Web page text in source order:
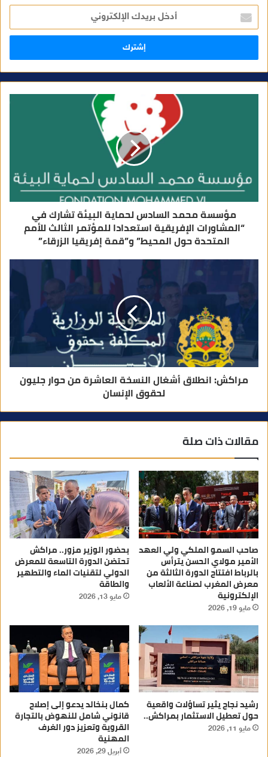
خ
ل
ر
ا
مؤسسة محمد السادس لحماية البيئة تشارك في
“المشاورات الإفريقية استعدادا للمؤتمر الثالث للأمم
المتحدة حول المحيط” و”قمة إفريقيا الزرقاء”
مراكش: انطلاق أشغال النسخة العاشرة من حوار جليون
لحقوق الإنسان
مقالات ذات صلة
صاحب السمو الملكي ولي العهد
الأمير مولاي الحسن يترأس
بالرباط افتتاح الدورة الثالثة من
معرض المغرب لصناعة الألعاب
الإلكترونية
مايو 19, 2026
بحضور الوزير مزور.. مراكش
تحتضن الدورة التاسعة للمعرض
الدولي لتقنيات الماء والتطهير
والطاقة
مايو 13, 2026
رشيد نجاح يثير تساؤلات واقعية
حول تعطيل الاستثمار بمراكش..
مايو 11, 2026
كمال بنخالد يدعو إلى إصلاح
قانوني شامل للنهوض بالتجارة
القروية وتعزيز دور الغرف
المهنية
أبريل 29, 2026